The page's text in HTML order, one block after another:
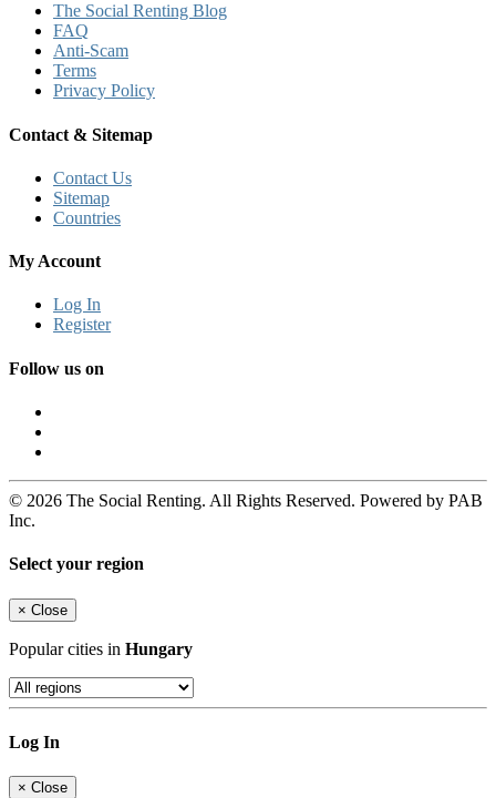
The Social Renting Blog
FAQ
Anti-Scam
Terms
Privacy Policy
Contact & Sitemap
Contact Us
Sitemap
Countries
My Account
Log In
Register
Follow us on
© 2026 The Social Renting. All Rights Reserved. Powered by PAB
Inc.
Select your region
× Close
Popular cities in Hungary
Log In
× Close